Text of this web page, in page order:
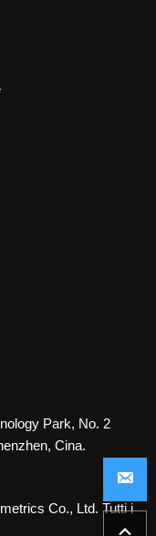
Park, No. 2
Cina.
Co., Ltd. Tutti i